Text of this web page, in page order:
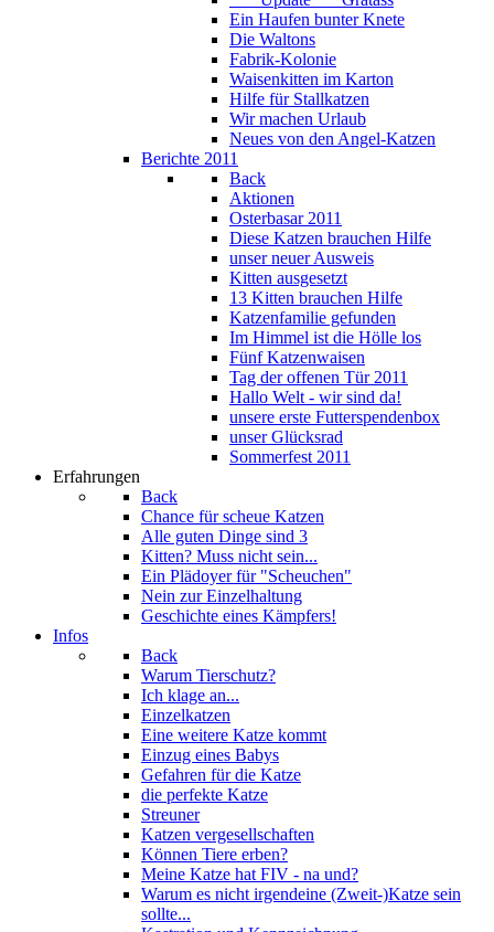
Ein Haufen bunter Knete
Die Waltons
Fabrik-Kolonie
Waisenkitten im Karton
Hilfe für Stallkatzen
Wir machen Urlaub
Neues von den Angel-Katzen
Berichte 2011
Back
Aktionen
Osterbasar 2011
Diese Katzen brauchen Hilfe
unser neuer Ausweis
Kitten ausgesetzt
13 Kitten brauchen Hilfe
Katzenfamilie gefunden
Im Himmel ist die Hölle los
Fünf Katzenwaisen
Tag der offenen Tür 2011
Hallo Welt - wir sind da!
unsere erste Futterspendenbox
unser Glücksrad
Sommerfest 2011
Erfahrungen
Back
Chance für scheue Katzen
Alle guten Dinge sind 3
Kitten? Muss nicht sein...
Ein Plädoyer für "Scheuchen"
Nein zur Einzelhaltung
Geschichte eines Kämpfers!
Infos
Back
Warum Tierschutz?
Ich klage an...
Einzelkatzen
Eine weitere Katze kommt
Einzug eines Babys
Gefahren für die Katze
die perfekte Katze
Streuner
Katzen vergesellschaften
Können Tiere erben?
Meine Katze hat FIV - na und?
Warum es nicht irgendeine (Zweit-)Katze sein
sollte...